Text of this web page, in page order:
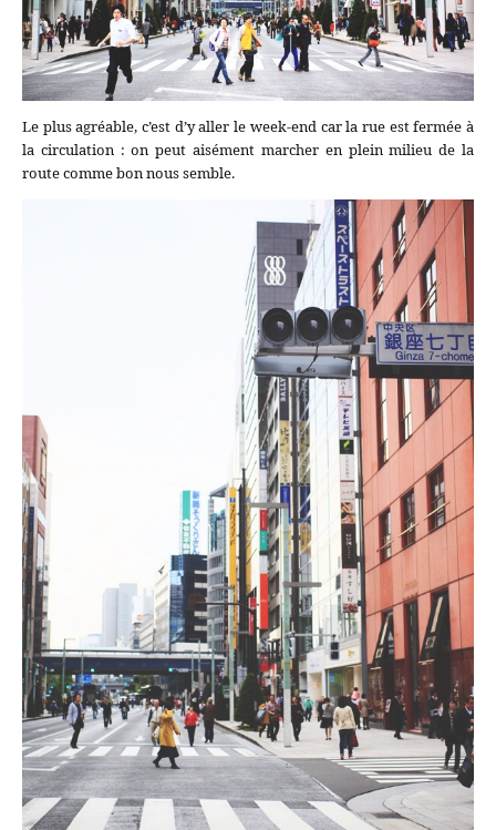
Le plus agréable, c’est d’y aller le week-end car la rue est fermée à
la circulation : on peut aisément marcher en plein milieu de la
route comme bon nous semble.